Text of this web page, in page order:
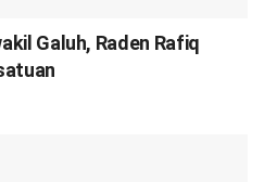
Galuh, Raden Rafiq